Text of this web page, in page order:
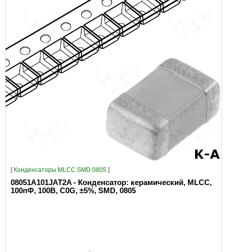
[ Конденсаторы MLCC SMD 0805 ]
08051A101JAT2A - Конденсатор: керамический, MLCC,
100пФ, 100В, C0G, ±5%, SMD, 0805